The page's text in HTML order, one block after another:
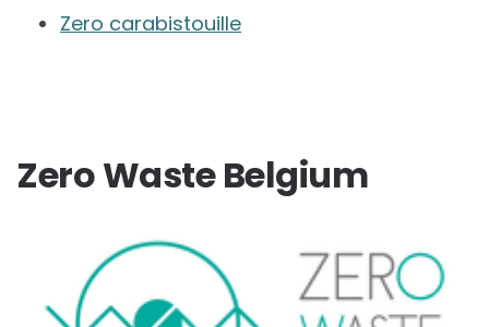
Zero carabistouille
Zero Waste Belgium